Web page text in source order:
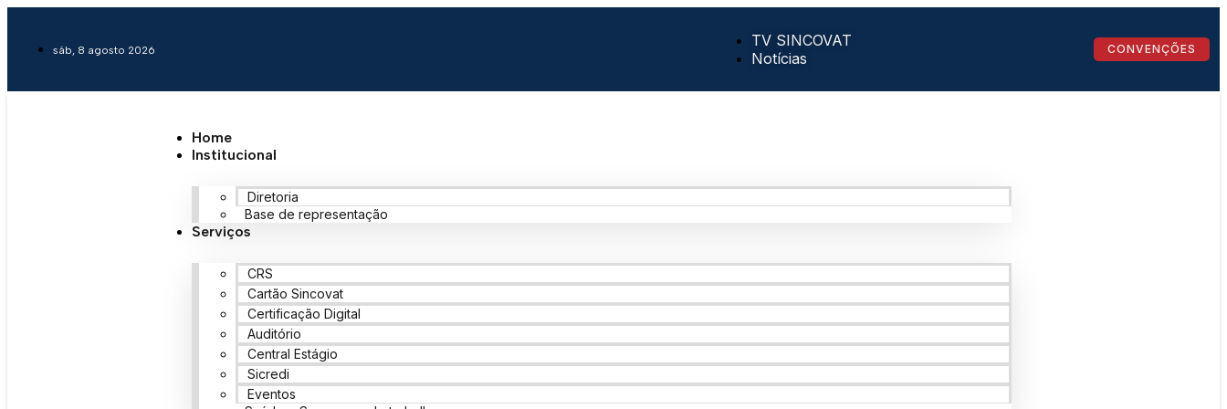
sáb, 8 agosto 2026
TV SINCOVAT
Notícias
CONVENÇÕES
Home
Institucional
Diretoria
Base de representação
Serviços
CRS
Cartão Sincovat
Certificação Digital
Auditório
Central Estágio
Sicredi
Eventos